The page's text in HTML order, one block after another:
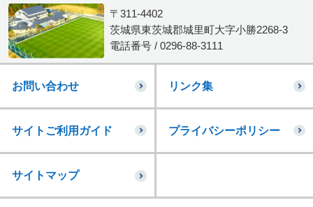
〒311-4402
茨城県東茨城郡城里町大字小勝2268-3
電話番号 / 0296-88-3111
お問い合わせ リンク集
サイトご利用ガイド プライバシーポリシー
サイトマップ